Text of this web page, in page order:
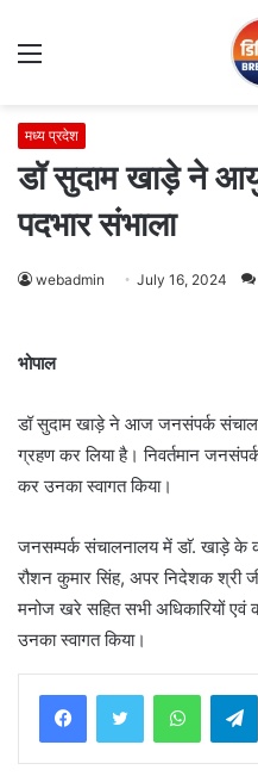
Menu
मध्य प्रदेश
डॉ सुदाम खाड़े ने
पदभार संभाला
webadmin July 16, 2024
भोपाल
डॉ सुदाम खाड़े ने आज जनसंपर्क
ग्रहण कर लिया है। निवर्तमान
कर उनका स्वागत किया।
जनसम्पर्क संचालनालय में डाॅ. खाड़े के
रौशन कुमार सिंह, अपर निदेशक श्री
मनोज खरे सहित सभी अधिकारियों एवं
उनका स्वागत किया।